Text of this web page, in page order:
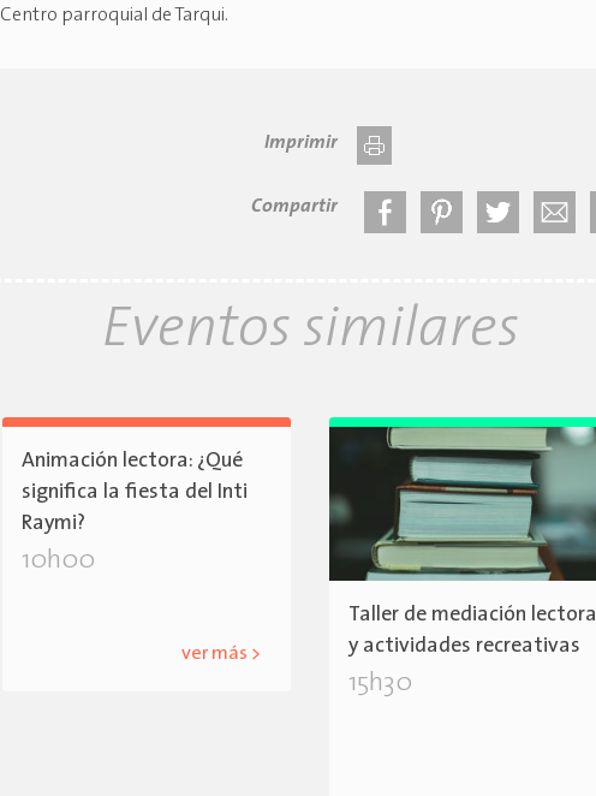
Centro parroquial de Tarqui.
Imprimir
Compartir
Eventos similares
Animación lectora: ¿Qué
significa la fiesta del Inti
Raymi?
10h00
ver más >
Taller de mediación lectora
y actividades recreativas
15h30